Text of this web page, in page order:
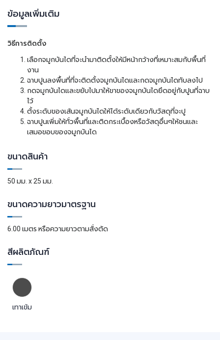
ข้อมูลเพิ่มเติม
วิธีการติดตั้ง
เลือกจมูกบันไดที่จะนำมาติดตั้งให้มีหน้ากว้างที่เหมาะสมกับพื้นที่
งาน
ฉาบปูนลงพื้นที่ที่จะติดตั้งจมูกบันไดและกดจมูกบันไดทับลงไป
กดจมูกบันไดและขยับไปมาให้ขาของจมูกบันไดยึดอยู่กับปูนที่ฉาบ
ไว้
ตั้งระดับของเส้นจมูกบันไดให้ได้ระดับเดียวกับวัสดุที่จะปู
ฉาบปูนเพิ่มให้ทั่วพื้นที่และติดกระเบื้องหรือวัสดุอื่นๆให้ชนและ
เสมอขอบของจมูกบันได
ขนาดสินค้า
50 มม. x 25 มม.
ขนาดความยาวมาตรฐาน
6.00 เมตร หรือความยาวตามสั่งตัด
สีผลิตภัณฑ์
เทาเข้ม